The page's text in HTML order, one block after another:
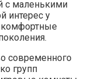
с маленькими
интерес у
комфортные
современного
групп